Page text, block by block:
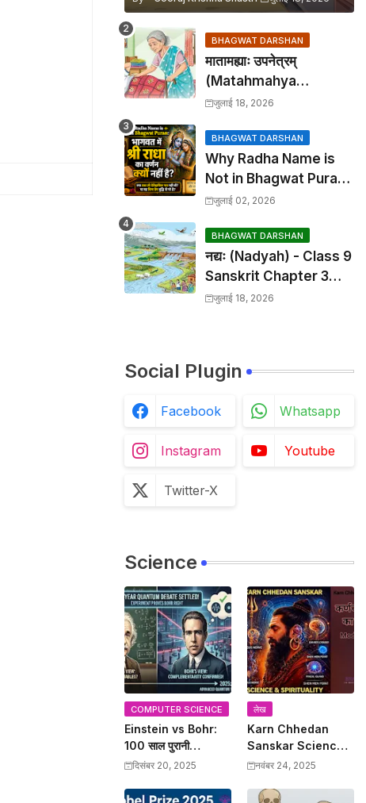
BHAGWAT DARSHAN
मातामह्याः उपनेत्रम्
(Matahmahya
Upanetram) - Class 9
Translation &
Solutions
जुलाई 18, 2026
BHAGWAT DARSHAN
Why Radha Name is
Not in Bhagwat Puran:
भागवत में श्री राधा का वर्णन क्यों
जुलाई 02, 2026
BHAGWAT DARSHAN
नद्यः (Nadyah) - Class 9
Sanskrit Chapter 3
Translation &
जुलाई 18, 2026
Social Plugin
Facebook Whatsapp
Instagram Youtube
Twitter-X
Science
COMPUTER SCIENCE
Einstein vs Bohr:
100 साल पुरानी
Quantum Debate
Bohr को सही साबित किया
दिसंबर 20, 2025
लेख
Karn Chhedan
Sanskar Science:
कर्णच्छेदन संस्कार का
Modern Scientific
नवंबर 24, 2025